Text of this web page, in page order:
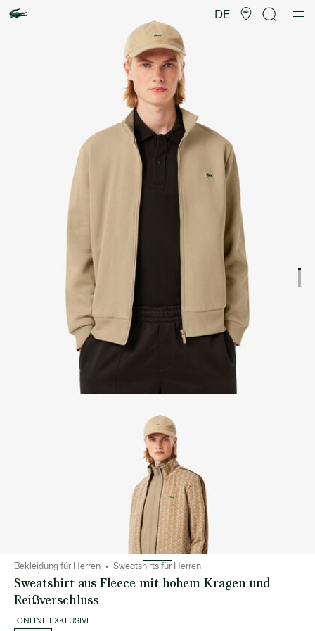
DE
Bekleidung für Herren Sweatshirts für Herren
Sweatshirt aus Fleece mit hohem Kragen und
Reißverschluss
ONLINE EXKLUSIVE